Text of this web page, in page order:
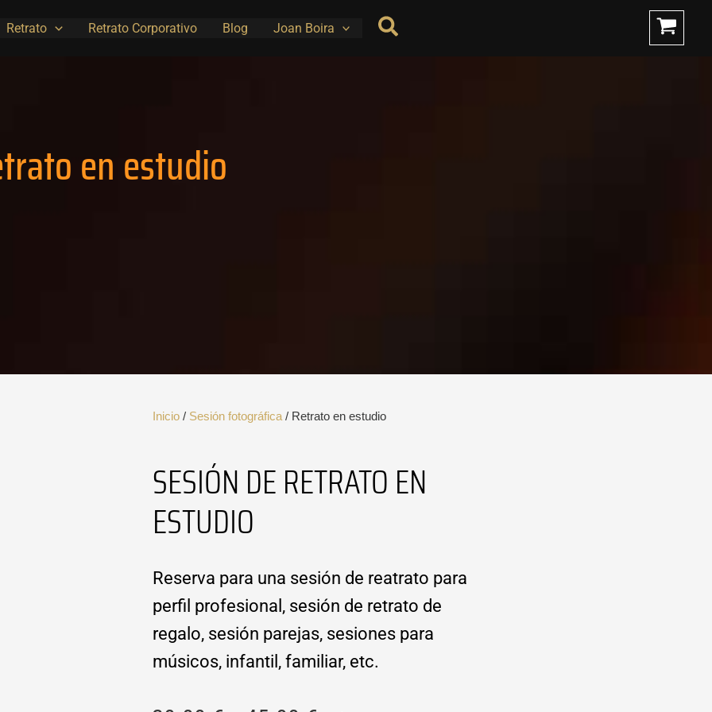
Retrato Retrato Corporativo Blog Joan Boira
en estudio
Inicio / Sesión fotográfica / Retrato en estudio
SESIÓN DE RETRATO EN
ESTUDIO
Reserva para una sesión de reatrato para
perfil profesional, sesión de retrato de
regalo, sesión parejas, sesiones para
músicos, infantil, familiar, etc.